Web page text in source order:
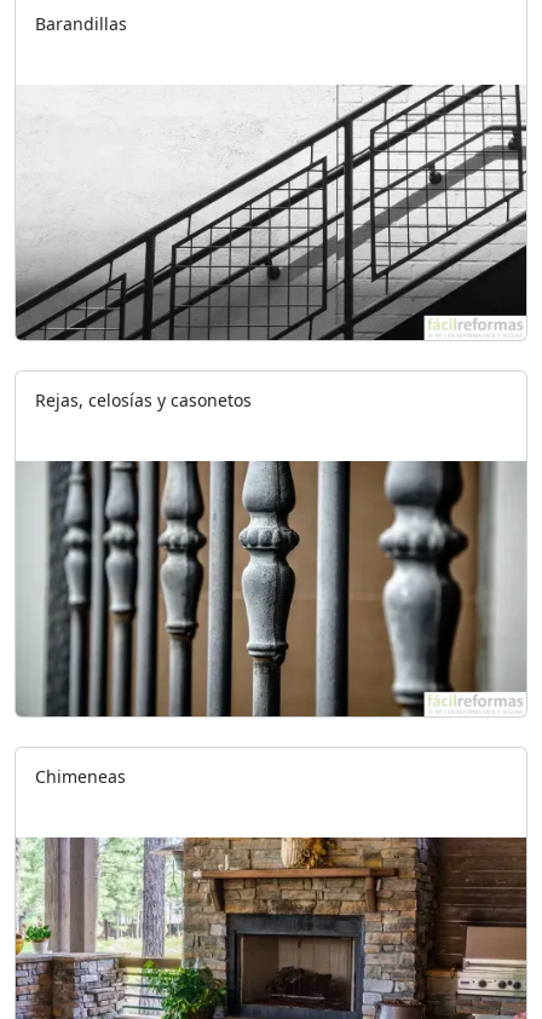
Barandillas
Rejas, celosías y casonetos
Chimeneas